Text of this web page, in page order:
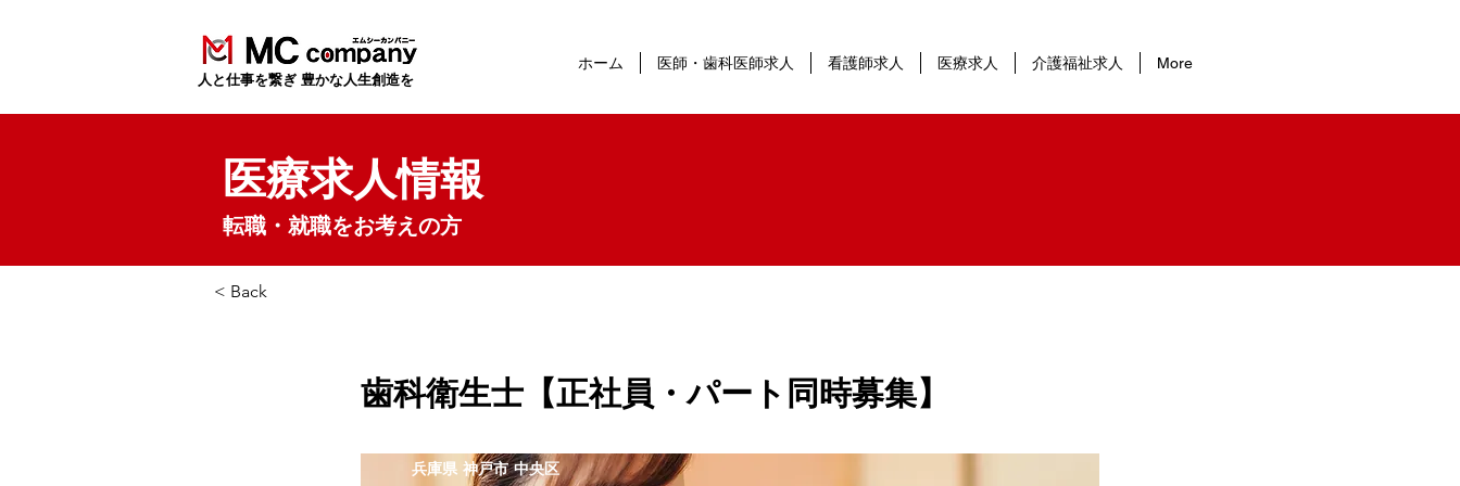
​人と仕事を繋ぎ 豊かな人生創造を
ホーム 医師・歯科医師求人 看護師求人 医療求人 介護福祉求人 More
医療求人情報
転職・就職をお考えの方
< Back
歯科衛生士【正社員・パート同時募集】
兵庫県 神戸市 中央区